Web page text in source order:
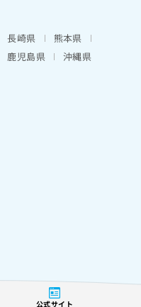
公式サイト
長崎県
熊本県
鹿児島県 沖縄県